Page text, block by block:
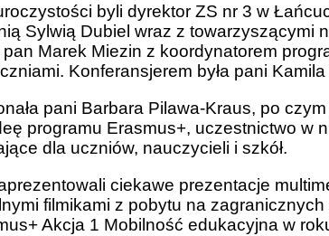
byli dyrektor ZS nr 3 w
Sylwią Dubiel wraz z towarzyszącymi
Marek Miezin z koordynatorem
Konferansjerem była pani
pani Barbara Pilawa-Kraus, po
programu Erasmus+, uczestnictwo w
dla uczniów, nauczycieli i szkół.
ciekawe prezentacje
filmikami z pobytu na
Akcja 1 Mobilność edukacyjna w